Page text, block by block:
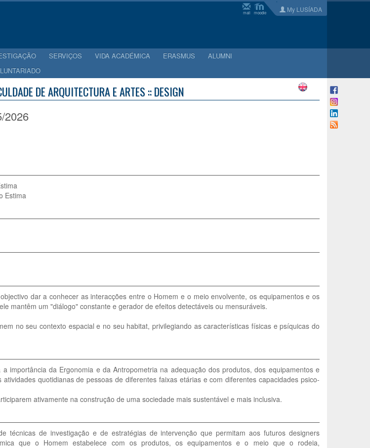
mail moodle My LUSÍADA
SERVIÇOS VIDA ACADÉMICA ERASMUS
ALUMNI
DE ARQUITECTURA E ARTES :: DESIGN
2026
Estima
dar a conhecer as interacções entre o Homem e o meio envolvente, os equipamentos e os
mantêm um "diálogo" constante e gerador de efeitos detectáveis ou mensuráveis.
no seu contexto espacial e no seu habitat, privilegiando as características físicas e psíquicas do
importância da Ergonomia e da Antropometria na adequação dos produtos, dos equipamentos e
quotidianas de pessoas de diferentes faixas etárias e com diferentes capacidades psico-
ativamente na construção de uma sociedade mais sustentável e mais inclusiva.
técnicas de investigação e de estratégias de intervenção que permitam aos futuros designers
que o Homem estabelece com os produtos, os equipamentos e o meio que o rodeia,